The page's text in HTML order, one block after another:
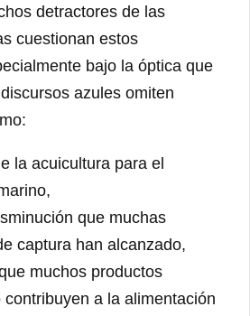
detractores de las
cuestionan estos
bajo la óptica que
azules omiten
la acuicultura para el
que muchas
captura han alcanzado,
muchos productos
a la alimentación